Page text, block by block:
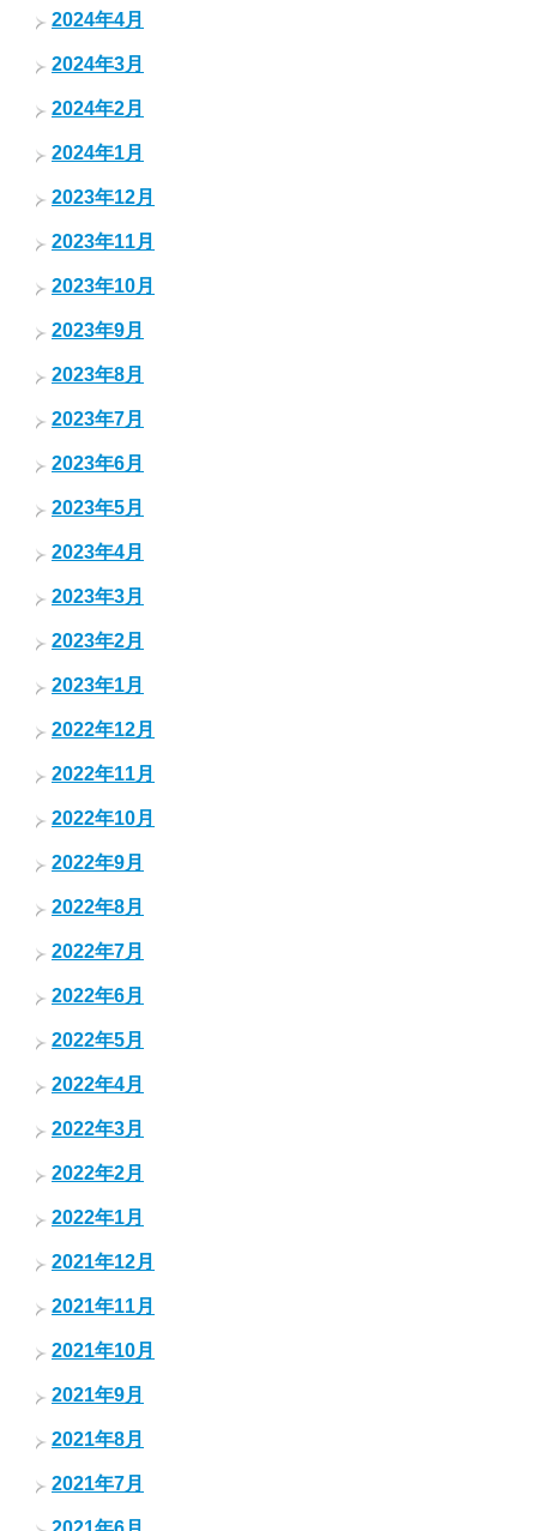
2024年4月
2024年3月
2024年2月
2024年1月
2023年12月
2023年11月
2023年10月
2023年9月
2023年8月
2023年7月
2023年6月
2023年5月
2023年4月
2023年3月
2023年2月
2023年1月
2022年12月
2022年11月
2022年10月
2022年9月
2022年8月
2022年7月
2022年6月
2022年5月
2022年4月
2022年3月
2022年2月
2022年1月
2021年12月
2021年11月
2021年10月
2021年9月
2021年8月
2021年7月